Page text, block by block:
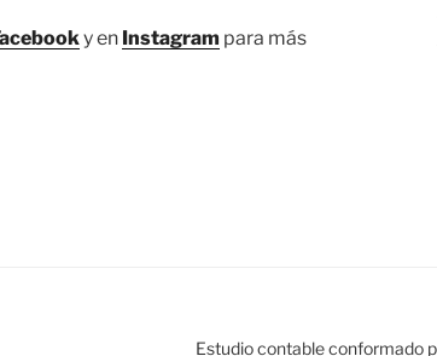
y en Instagram para más
Estudio contable conformado